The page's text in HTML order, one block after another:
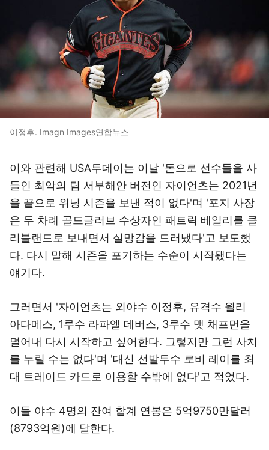
이정후. Imagn Images연합뉴스
이와 관련해 USA투데이는 이날 '돈으로 선수들을 사
들인 최악의 팀 서부해안 버전인 자이언츠는 2021년
을 끝으로 위닝 시즌을 보낸 적이 없다'며 '포지 사장
은 두 차례 골드글러브 수상자인 패트릭 베일리를 클
리블랜드로 보내면서 실망감을 드러냈다'고 보도했
다. 다시 말해 시즌을 포기하는 수순이 시작됐다는
얘기다.
그러면서 '자이언츠는 외야수 이정후, 유격수 윌리
아다메스, 1루수 라파엘 데버스, 3루수 맷 채프먼을
덜어내 다시 시작하고 싶어한다. 그렇지만 그런 사치
를 누릴 수는 없다'며 '대신 선발투수 로비 레이를 최
대 트레이드 카드로 이용할 수밖에 없다'고 적었다.
이들 야수 4명의 잔여 합계 연봉은 5억9750만달러
(8793억원)에 달한다.